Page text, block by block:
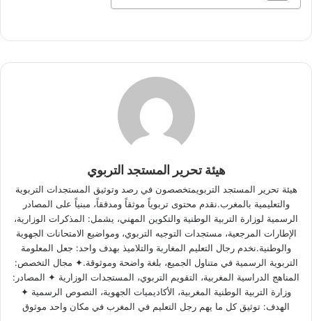
هيئة تحرير المستجد التربوي
هيئة تحرير المستجد التربويمتخصصون في رصد وتوثيق المستجدات التربوية
والتعليمية بالمغرب.نقدم محتوى تربوياً موثقاً ومدققاً، مبنياً على المصادر
الرسمية لوزارة التربية الوطنية والتكوين المهني، يشمل: المذكرات الوزارية،
الإطارات المرجعية، مستجدات التوجيه التربوي، ومواضيع الامتحانات الجهوية
والوطنية.نخدم رجال التعليم المغاربة والتلاميذ بهدف واحد: جعل المعلومة
التربوية الرسمية في متناول الجميع، بلغة واضحة وموثوقة.✦ مجال التخصص:
المناهج الدراسية المغربية، التقويم التربوي، المستجدات الوزارية ✦ المصادر:
وزارة التربية الوطنية المغربية، الأكاديميات الجهوية، النصوص الرسمية ✦
الهدف: توثيق كل ما يهم رجل التعليم في المغرب في مكان واحد موثوق